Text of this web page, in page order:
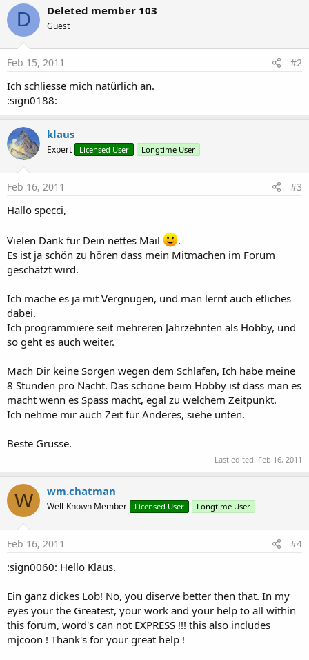
D Deleted member 103
Guest
Feb 15, 2011 #2
Ich schliesse mich natürlich an.
:sign0188:
klaus
Expert Licensed User Longtime User
Feb 16, 2011 #3
Hallo specci,
Vielen Dank für Dein nettes Mail
.
Es ist ja schön zu hören dass mein Mitmachen im Forum
geschätzt wird.
Ich mache es ja mit Vergnügen, und man lernt auch etliches
dabei.
Ich programmiere seit mehreren Jahrzehnten als Hobby, und
so geht es auch weiter.
Mach Dir keine Sorgen wegen dem Schlafen, Ich habe meine
8 Stunden pro Nacht. Das schöne beim Hobby ist dass man es
macht wenn es Spass macht, egal zu welchem Zeitpunkt.
Ich nehme mir auch Zeit für Anderes, siehe unten.
Beste Grüsse.
Last edited: Feb 16, 2011
W wm.chatman
Well-Known Member Licensed User Longtime User
Feb 16, 2011 #4
:sign0060: Hello Klaus.
Ein ganz dickes Lob! No, you diserve better then that. In my
eyes your the Greatest, your work and your help to all within
this forum, word's can not EXPRESS !!! this also includes
mjcoon ! Thank's for your great help !